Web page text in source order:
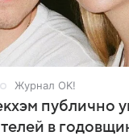
Журнал OK!
публично
в